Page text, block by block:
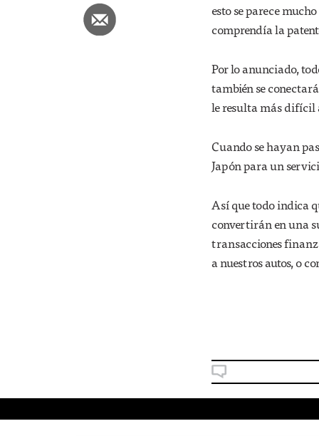
esto se parece
comprendía la
Por lo anunciado,
también se
le resulta más difícil
Cuando se hayan
Japón para un
Así que todo indica
convertirán en una
transacciones
a nuestros autos, o